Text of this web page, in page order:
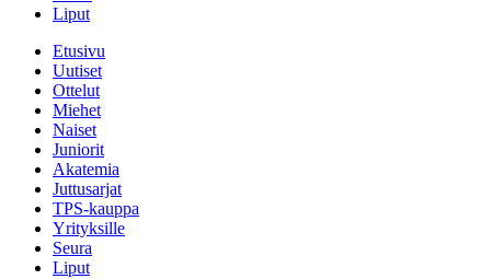
Liput
Etusivu
Uutiset
Ottelut
Miehet
Naiset
Juniorit
Akatemia
Juttusarjat
TPS-kauppa
Yrityksille
Seura
Liput